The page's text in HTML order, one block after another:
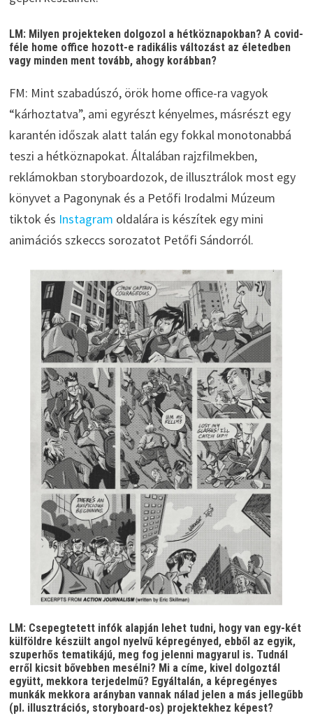
LM: Milyen projekteken dolgozol a hétköznapokban? A covid-
féle home office hozott-e radikális változást az életedben
vagy minden ment tovább, ahogy korábban?
FM: Mint szabadúszó, örök home office-ra vagyok
“kárhoztatva”, ami egyrészt kényelmes, másrészt egy
karantén időszak alatt talán egy fokkal monotonabbá
teszi a hétköznapokat. Általában rajzfilmekben,
reklámokban storyboardozok, de illusztrálok most egy
könyvet a Pagonynak és a Petőfi Irodalmi Múzeum
tiktok és Instagram oldalára is készítek egy mini
animációs szkeccs sorozatot Petőfi Sándorról.
LM: Csepegtetett infók alapján lehet tudni, hogy van egy-két
külföldre készült angol nyelvű képregényed, ebből az egyik,
szuperhős tematikájú, meg fog jelenni magyarul is. Tudnál
erről kicsit bővebben mesélni? Mi a címe, kivel dolgoztál
együtt, mekkora terjedelmű? Egyáltalán, a képregényes
munkák mekkora arányban vannak nálad jelen a más jellegűbb
(pl. illusztrációs, storyboard-os) projektekhez képest?